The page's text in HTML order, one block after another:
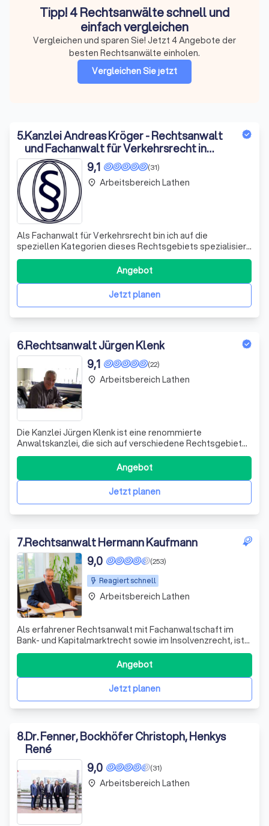
Tipp! 4 Rechtsanwälte schnell und
einfach vergleichen
Vergleichen und sparen Sie! Jetzt 4 Angebote der
besten Rechtsanwälte einholen.
Vergleichen Sie jetzt
5.Kanzlei Andreas Kröger - Rechtsanwalt
und Fachanwalt für Verkehrsrecht in
Lingen (Ems)
(31)
9,1
Als Fachanwalt für Verkehrsrecht bin ich auf die
speziellen Kategorien dieses Rechtsgebiets spezialisiert.
Meine Expertise erstreckt sich jedoch auch auf andere
Rechtsgebiete. Ein besonderer Schwerpunkt meiner
Arbeit liegt in der Unterstützung von Ärzten und anderen
Heilberufen, die der Schweigepfli
Jetzt planen
Angebot
place Arbeitsbereich Lathen
6.Rechtsanwalt Jürgen Klenk
(22)
9,1
Die Kanzlei Jürgen Klenk ist eine renommierte
Anwaltskanzlei, die sich auf verschiedene Rechtsgebiete
spezialisiert hat. Unser Hauptaugenmerk liegt auf der
Bereitstellung von qualitativ hochwertigen
Rechtsdienstleistungen, die auf die individuellen
Bedürfnisse unserer Mandanten zugeschnitten sind. W
Jetzt planen
Angebot
place Arbeitsbereich Lathen
7.Rechtsanwalt Hermann Kaufmann
Reagiert schnell
(253)
9,0
Als erfahrener Rechtsanwalt mit Fachanwaltschaft im
Bank- und Kapitalmarktrecht sowie im Insolvenzrecht, ist
es meine Leidenschaft, Menschen in wirtschaftlich
schwierigen Situationen zu unterstützen. Mit meiner
langjährigen Erfahrung im Umgang mit wirtschaftlichen
Vorgängen, die ich durch meine 12-j
Jetzt planen
Angebot
place Arbeitsbereich Lathen
8.Dr. Fenner, Bockhöfer Christoph, Henkys
René
(31)
9,0
place Arbeitsbereich Lathen